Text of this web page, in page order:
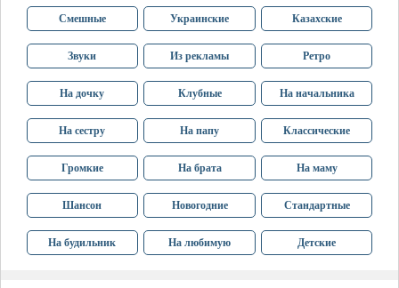
Смешные Украинские Казахские
Звуки Из рекламы Ретро
На дочку Клубные На начальника
На сестру На папу Классические
Громкие На брата На маму
Шансон Новогодние Стандартные
На будильник На любимую Детские